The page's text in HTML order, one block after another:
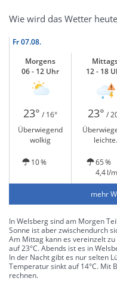
Wie wird das Wetter
Fr07.08.
Morgens
06 - 12 Uhr
12 - 18
23° / 16° 23° /
Überwiegend
wolkig
leichte
Gewitter
10 %
65 %
4,4 l/
mehr
In Welsberg sind am Morgen
Sonne ist aber zwischendurch
Am Mittag kann es vereinzelt
auf 23°C. Abends ist es in
In der Nacht gibt es nur selten
Temperatur sinkt auf 14°C. Mit
rechnen.